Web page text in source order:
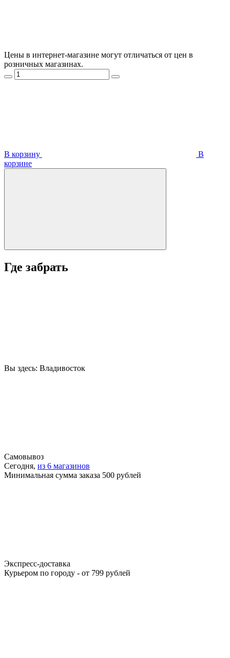
Цены в интернет-магазине могут отличаться от цен в
розничных магазинах.
В корзину
В
корзинe
Где забрать
Вы здесь: Владивосток
Самовывоз
Сегодня, из 6 магазинов
Минимальная сумма заказа 500 рублей
Экспресс-доставка
Курьером по городу - от 799 рублей